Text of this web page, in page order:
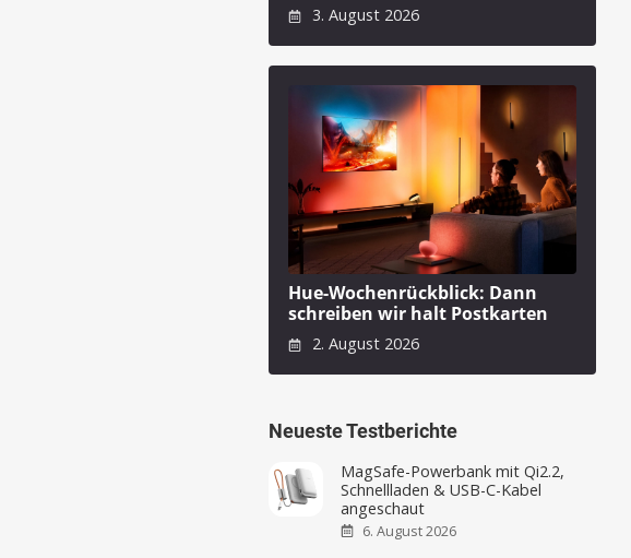
3. August 2026
Hue-Wochenrückblick: Dann
schreiben wir halt Postkarten
2. August 2026
Neueste Testberichte
MagSafe-Powerbank mit Qi2.2,
Schnellladen & USB-C-Kabel
angeschaut
6. August 2026